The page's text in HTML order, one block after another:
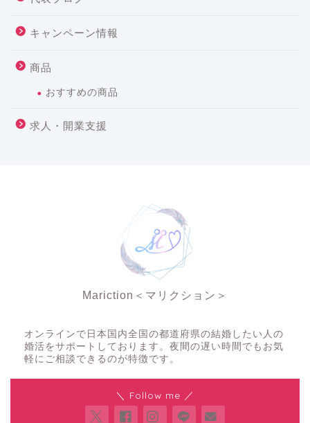
キャンペーン情報
商品
おすすめの商品
求人・開業支援
Mariction＜マリクション＞
オンラインで日本国内全国の都道府県の結婚したい人の
婚活をサポートしております。夜間の遅い時間でもお気
軽にご相談できるのが特徴です。
＼ Follow me ／